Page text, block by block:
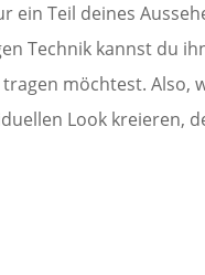
ein Teil deines
Technik kannst du
möchtest. Also,
Look kreieren,